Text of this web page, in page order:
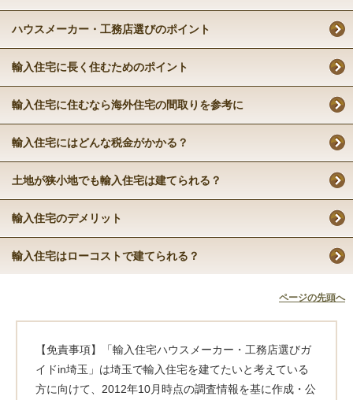
ハウスメーカー・工務店選びのポイント
輸入住宅に長く住むためのポイント
輸入住宅に住むなら海外住宅の間取りを参考に
輸入住宅にはどんな税金がかかる？
土地が狭小地でも輸入住宅は建てられる？
輸入住宅のデメリット
輸入住宅はローコストで建てられる？
ページの先頭へ
【免責事項】「輸入住宅ハウスメーカー・工務店選びガ
イドin埼玉」は埼玉で輸入住宅を建てたいと考えている
方に向けて、2012年10月時点の調査情報を基に作成・公